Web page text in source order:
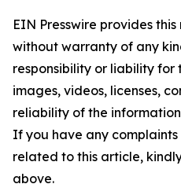
EIN Presswire provides
without warranty of any
responsibility or liability
images, videos, licenses,
reliability of the
If you have any complaints
related to this article,
above.